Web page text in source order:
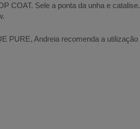
COAT. Sele a ponta da unha e catalise.
PURE, Andreia recomenda a utilização